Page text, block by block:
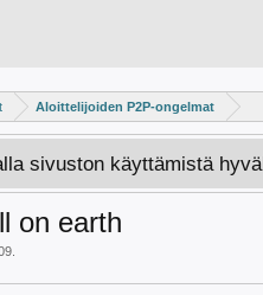
Aloittelijoiden P2P-ongelmat
sivuston käyttämistä
on earth